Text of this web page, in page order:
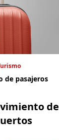
de pasajeros
de